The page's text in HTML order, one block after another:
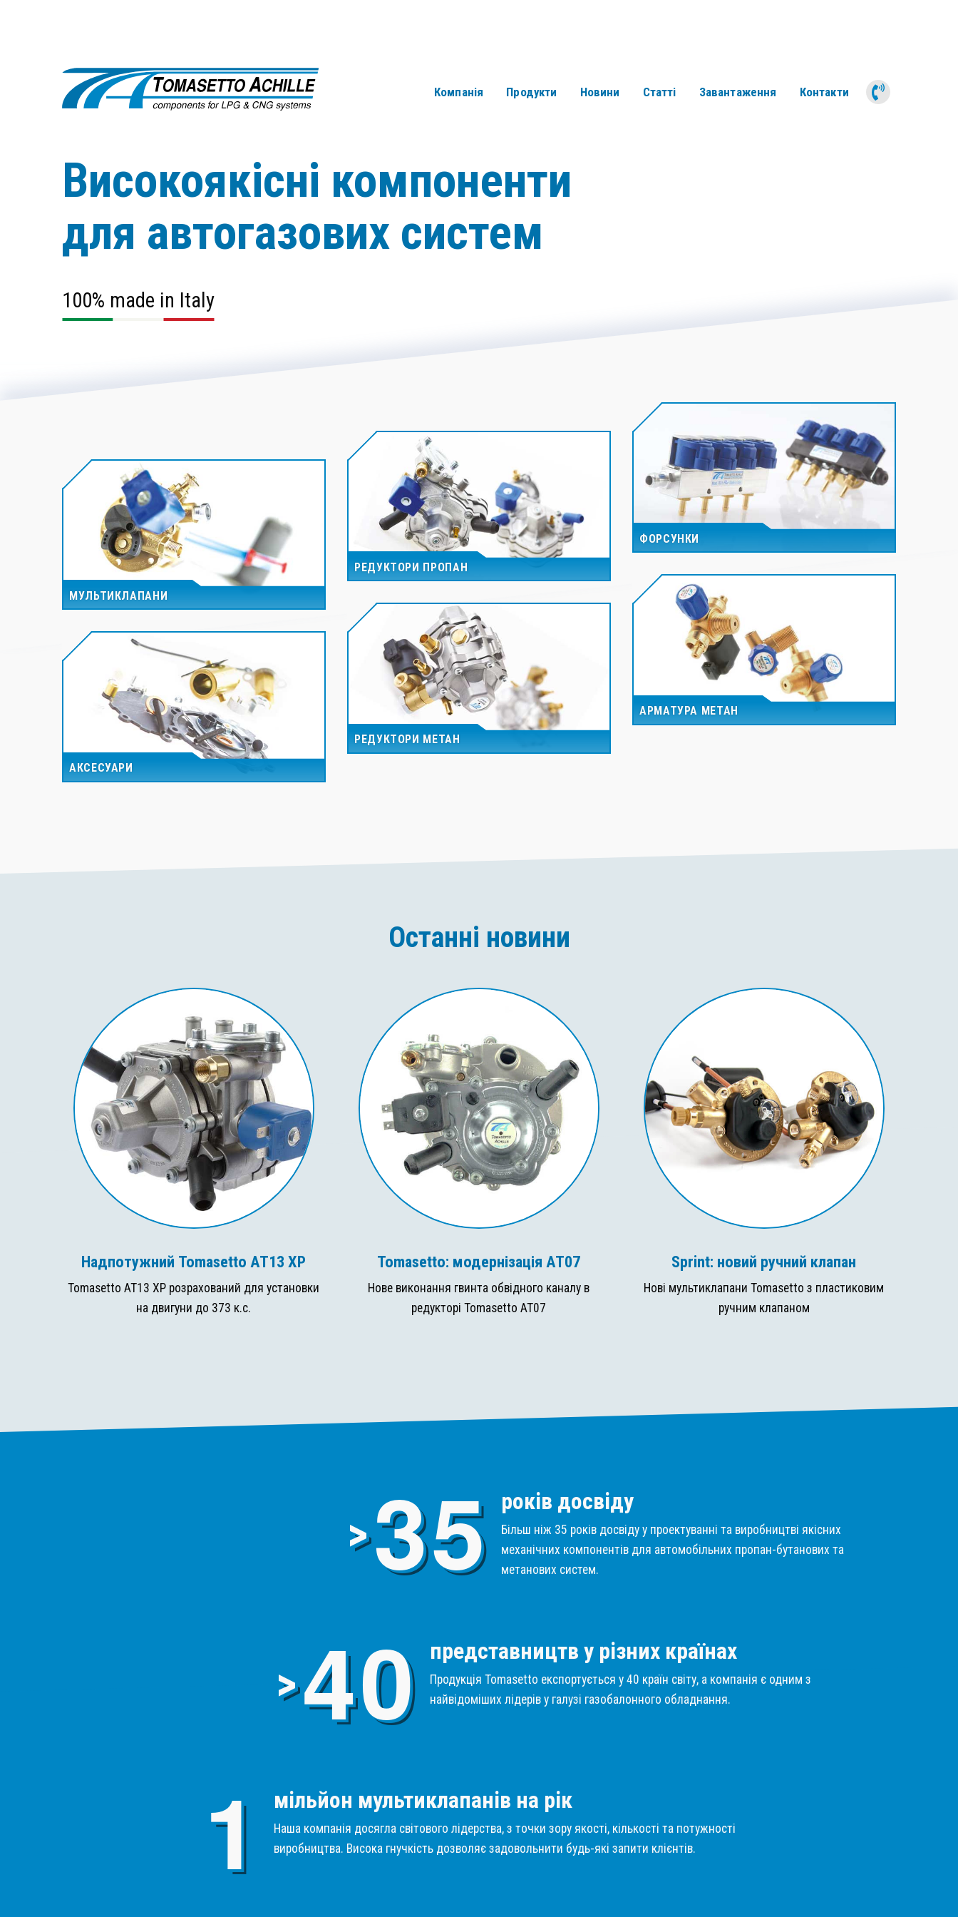
Компанія Продукти Новини Статті Завантаження Контакти
Високоякісні компоненти
для автогазових систем
100% made in Italy
МУЛЬТИКЛАПАНИ
РЕДУКТОРИ ПРОПАН
ФОРСУНКИ
АКСЕСУАРИ
РЕДУКТОРИ МЕТАН
АРМАТУРА МЕТАН
Останні новини
Надпотужний Tomasetto AT13 XP
Tomasetto AT13 XP розрахований для установки
на двигуни до 373 к.с.
Tomasetto: модернізація AT07
Нове виконання гвинта обвідного каналу в
редукторі Tomasetto AT07
Sprint: новий ручний клапан
Нові мультиклапани Tomasetto з пластиковим
ручним клапаном
>3
5
років досвіду
Більш ніж 35 років досвіду у проектуванні та виробництві якісних
механічних компонентів для автомобільних пропан-бутанових та
метанових систем.
>4
0
представництв у різних країнах
Продукція Tomasetto експортується у 40 країн світу, а компанія є одним з
найвідоміших лідерів у галузі газобалонного обладнання.
1
мільйон мультиклапанів на рік
Наша компанія досягла світового лідерства, з точки зору якості, кількості та потужності
виробництва. Висока гнучкість дозволяє задовольнити будь-які запити клієнтів.